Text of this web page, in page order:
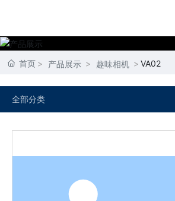
首页
产品展示
首页 产品展示 趣味相机 VA02
全部分类